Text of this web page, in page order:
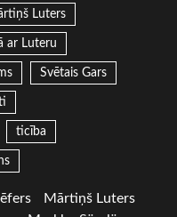
Luters
ar Luteru
Svētais Gars
ticība
Mārtiņš Luters